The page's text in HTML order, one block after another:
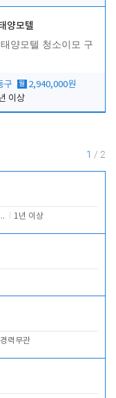
양모텔
양모텔 청소이모 구
구 월 2,940,000원
이상
1 / 2
베팅.,청소<<캐셔 모셔봅니다. 1년 이상
경력무관